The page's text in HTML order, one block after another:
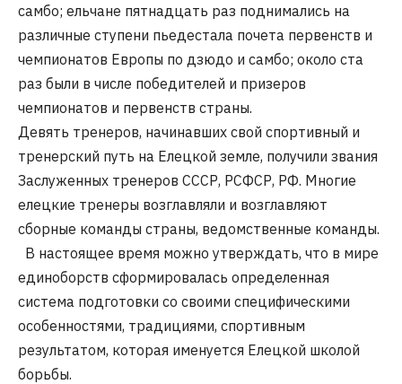
самбо; ельчане пятнадцать раз поднимались на
различные ступени пьедестала почета первенств и
чемпионатов Европы по дзюдо и самбо; около ста
раз были в числе победителей и призеров
чемпионатов и первенств страны.
Девять тренеров, начинавших свой спортивный и
тренерский путь на Елецкой земле, получили звания
Заслуженных тренеров СССР, РСФСР, РФ. Многие
елецкие тренеры возглавляли и возглавляют
сборные команды страны, ведомственные команды.
В настоящее время можно утверждать, что в мире
единоборств сформировалась определенная
система подготовки со своими специфическими
особенностями, традициями, спортивным
результатом, которая именуется Елецкой школой
борьбы.